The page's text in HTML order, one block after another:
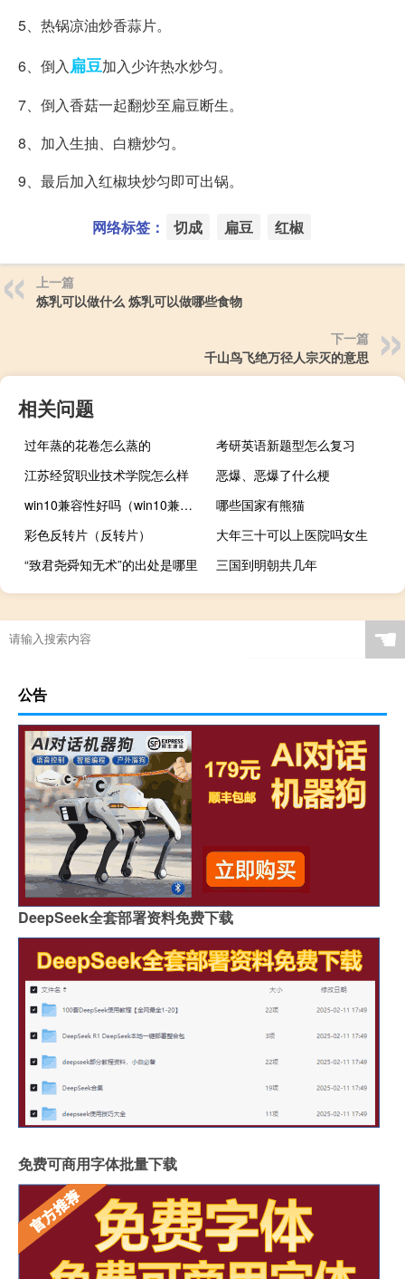
5、热锅凉油炒香蒜片。
6、倒入扁豆加入少许热水炒匀。
7、倒入香菇一起翻炒至扁豆断生。
8、加入生抽、白糖炒匀。
9、最后加入红椒块炒匀即可出锅。
网络标签： 切成 扁豆 红椒
上一篇
炼乳可以做什么 炼乳可以做哪些食物
下一篇
千山鸟飞绝万径人宗灭的意思
相关问题
过年蒸的花卷怎么蒸的
考研英语新题型怎么复习
江苏经贸职业技术学院怎么样
恶爆、恶爆了什么梗
win10兼容性好吗（win10兼容性如何）
哪些国家有熊猫
彩色反转片（反转片）
大年三十可以上医院吗女生
“致君尧舜知无术”的出处是哪里
三国到明朝共几年
☚
公告
DeepSeek全套部署资料免费下载
免费可商用字体批量下载